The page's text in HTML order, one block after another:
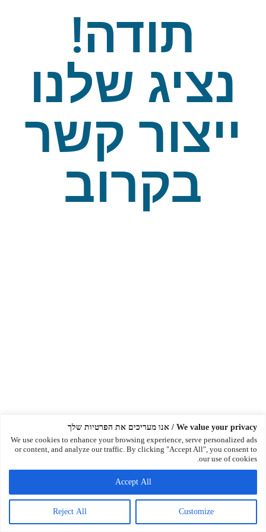
We value your privacy / אנו מעריכים את הפרטיות שלך
We use cookies to enhance your browsing experience, serve personalized ads
or content, and analyze our traffic. By clicking "Accept All", you consent to
our use of cookies.
Customize
Reject All
Accept All
תודה!
נציג שלנו
ייצור קשר
בקרוב